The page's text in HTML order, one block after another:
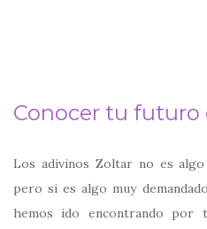
Conocer tu futuro
Los adivinos Zoltar no es algo
pero si es algo muy
hemos ido encontrando por